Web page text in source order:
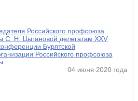
Российского профсоюза
С. Н. Цыгановой делегатам XXV
Бурятской
Российского профсоюза
04 июня 2020 года